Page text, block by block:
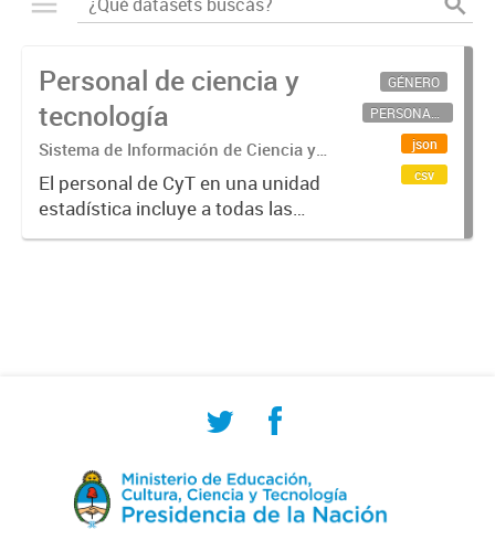
Personal de ciencia y
tecnología
Sistema de Información de Ciencia y
Tecnología Argentino (SICYTAR)
El personal de CyT en una unidad
estadística incluye a todas las
personas involucradas
GÉNERO
PERSONAL CIENTÍFICO-TECNOLÓGICO
json
csv